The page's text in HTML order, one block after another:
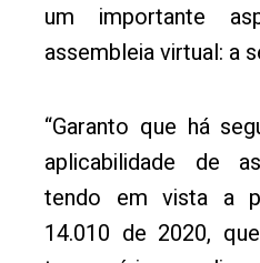
um importante
assembleia virtual: a
“Garanto que há
aplicabilidade de
tendo em vista a
14.010 de 2020,